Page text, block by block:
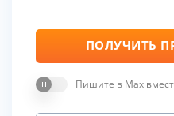
ПОЛУЧИТЬ
Пишите в Max